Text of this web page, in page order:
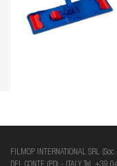
FILMOP INTERNATIONAL SRL